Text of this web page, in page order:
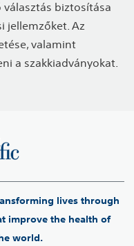
biztosítása
jellemzőket. Az
valamint
a szakkiadványokat.
lives through
improve the health of
world.